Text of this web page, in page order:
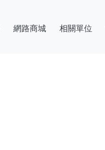
網路商城 相關單位